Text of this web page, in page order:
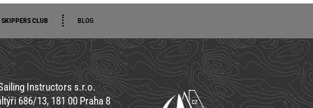
SKIPPERS CLUB BLOG
Instructors s.r.o.
686/13, 181 00 Praha 8